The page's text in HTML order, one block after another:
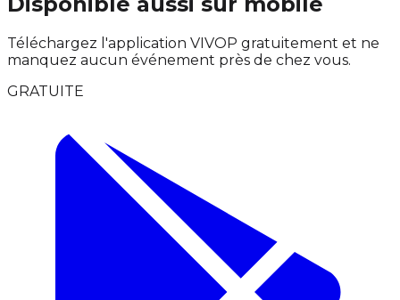
Téléchargez l'application VIVOP gratuitement et ne
manquez aucun événement près de chez vous.
GRATUITE